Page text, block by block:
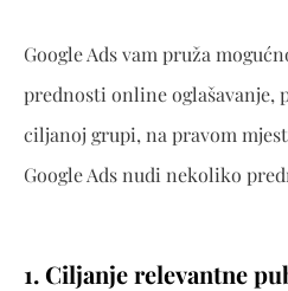
Google Ads vam pruža
prednosti online oglašavanje,
ciljanoj grupi, na pravom
Google Ads nudi nekoliko
1. Ciljanje relevantne